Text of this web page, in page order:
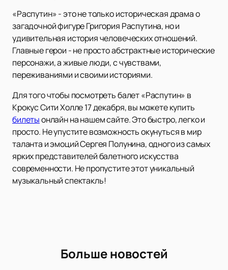
«Распутин» - это не только историческая драма о
загадочной фигуре Григория Распутина, но и
удивительная история человеческих отношений.
Главные герои - не просто абстрактные исторические
персонажи, а живые люди, с чувствами,
переживаниями и своими историями.
Для того чтобы посмотреть балет «Распутин» в
Крокус Сити Холле 17 декабря, вы можете купить
билетыонлайн на нашем сайте. Это быстро, легко и
просто. Не упустите возможность окунуться в мир
таланта и эмоций Сергея Полунина, одного из самых
ярких представителей балетного искусства
современности. Не пропустите этот уникальный
музыкальный спектакль!
Больше новостей